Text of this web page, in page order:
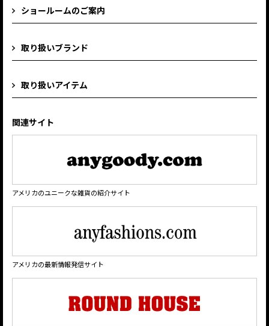
ショールームのご案内
取り扱いブランド
取り扱いアイテム
関連サイト
アメリカのユニークな雑貨の紹介サイト
アメリカの最新情報発信サイト